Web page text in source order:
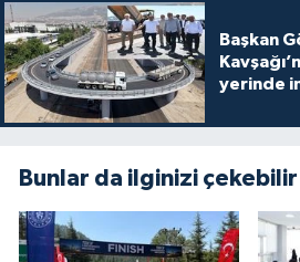
Başkan
yerinde
Bunlar da ilginizi çekebilir